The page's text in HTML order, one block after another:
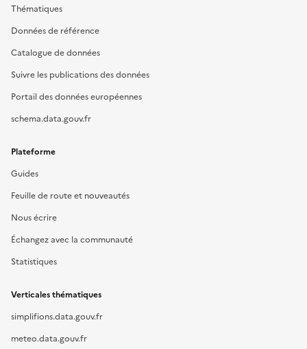
Thématiques
Données de référence
Catalogue de données
Suivre les publications des données
Portail des données européennes
schema.data.gouv.fr
Plateforme
Guides
Feuille de route et nouveautés
Nous écrire
Échangez avec la communauté
Statistiques
Verticales thématiques
simplifions.data.gouv.fr
meteo.data.gouv.fr